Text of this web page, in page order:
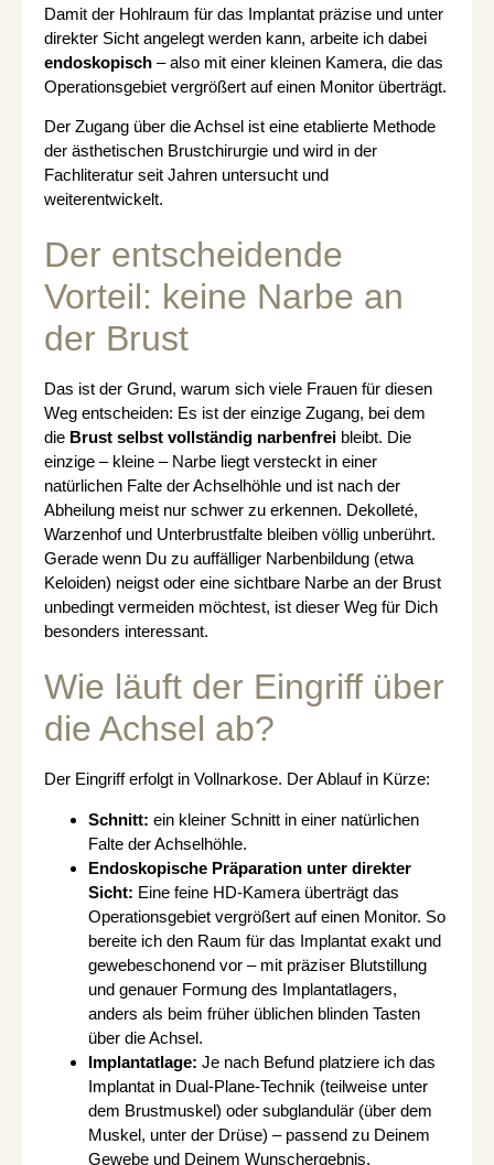
Damit der Hohlraum für das Implantat präzise und unter
direkter Sicht angelegt werden kann, arbeite ich dabei
endoskopisch – also mit einer kleinen Kamera, die das
Operationsgebiet vergrößert auf einen Monitor überträgt.
Der Zugang über die Achsel ist eine etablierte Methode
der ästhetischen Brustchirurgie und wird in der
Fachliteratur seit Jahren untersucht und
weiterentwickelt.
Der entscheidende
Vorteil: keine Narbe an
der Brust
Das ist der Grund, warum sich viele Frauen für diesen
Weg entscheiden: Es ist der einzige Zugang, bei dem
die Brust selbst vollständig narbenfrei bleibt. Die
einzige – kleine – Narbe liegt versteckt in einer
natürlichen Falte der Achselhöhle und ist nach der
Abheilung meist nur schwer zu erkennen. Dekolleté,
Warzenhof und Unterbrustfalte bleiben völlig unberührt.
Gerade wenn Du zu auffälliger Narbenbildung (etwa
Keloiden) neigst oder eine sichtbare Narbe an der Brust
unbedingt vermeiden möchtest, ist dieser Weg für Dich
besonders interessant.
Wie läuft der Eingriff über
die Achsel ab?
Der Eingriff erfolgt in Vollnarkose. Der Ablauf in Kürze:
Schnitt: ein kleiner Schnitt in einer natürlichen
Falte der Achselhöhle.
Endoskopische Präparation unter direkter
Sicht: Eine feine HD-Kamera überträgt das
Operationsgebiet vergrößert auf einen Monitor. So
bereite ich den Raum für das Implantat exakt und
gewebeschonend vor – mit präziser Blutstillung
und genauer Formung des Implantatlagers,
anders als beim früher üblichen blinden Tasten
über die Achsel.
Implantatlage: Je nach Befund platziere ich das
Implantat in Dual-Plane-Technik (teilweise unter
dem Brustmuskel) oder subglandulär (über dem
Muskel, unter der Drüse) – passend zu Deinem
Gewebe und Deinem Wunschergebnis.